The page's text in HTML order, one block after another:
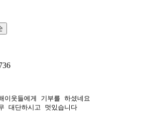
이웃들에게 기부를 하셨네요
대단하시고 멋있습니다